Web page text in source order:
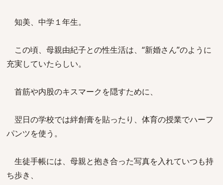
知美、中学１年生。
この頃、母親由紀子との性生活は、“新婚さん”のように
充実していたらしい。
首筋や内股のキスマークを隠すために、
翌日の学校では絆創膏を貼ったり、体育の授業でハーフ
パンツを使う。
生徒手帳には、母親と抱き合った写真を入れていつも持
ち歩き、